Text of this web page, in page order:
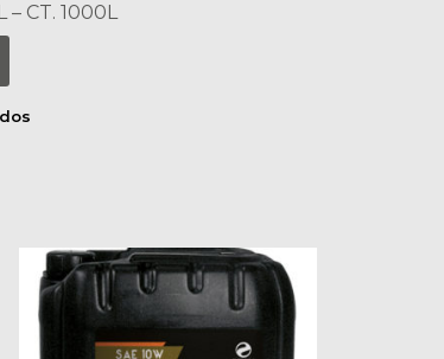
– CT. 1000L